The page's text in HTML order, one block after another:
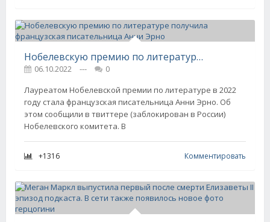
Нобелевскую премию по литературе получила французская писательница Анни Эрно
06.10.2022 ---
0
Лауреатом Нобелевской премии по литературе в 2022
году стала французская писательница Анни Эрно. Об
этом сообщили в твиттере (заблокирован в России)
Нобелевского комитета. В
+1316 Комментировать